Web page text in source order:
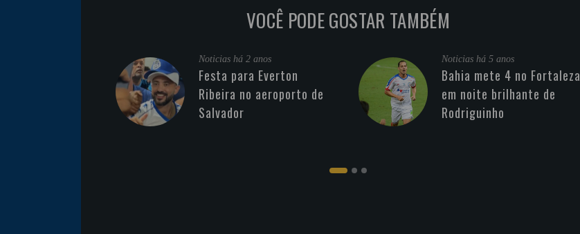
VOCÊ PODE GOSTAR TAMBÉM
Noticias há 2 anos
Festa para Everton
Ribeira no aeroporto de
Salvador
Noticias há 5 anos
Bahia mete 4 no Fortaleza
em noite brilhante de
Rodriguinho